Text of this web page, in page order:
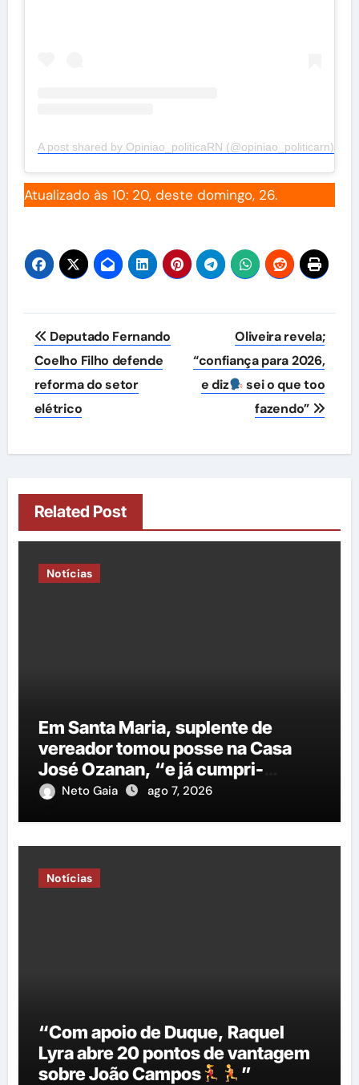
A post shared by Opiniao_politicaRN (@opiniao_politicarn)
Atualizado às 10: 20, deste domingo, 26.
Navegação
de
Post
Deputado Fernando
Coelho Filho defende
reforma do setor
elétrico
Oliveira revela;
“confiança para 2026,
e diz
sei o que too
fazendo”
Related Post
Notícias
Em Santa Maria, suplente de
vereador tomou posse na Casa
José Ozanan, “e já cumpri-
agenda ao lado do prefeito George
Neto Gaia ago 7, 2026
Notícias
“Com apoio de Duque, Raquel
Lyra abre 20 pontos de vantagem
sobre João Campos
”